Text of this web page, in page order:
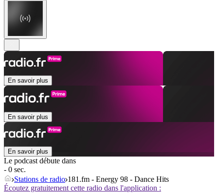
En savoir plus
En savoir plus
En savoir plus
Le podcast débute dans
- 0 sec.
Stations de radio 181.fm - Energy 98 - Dance Hits
Écoutez gratuitement cette radio dans l'application :